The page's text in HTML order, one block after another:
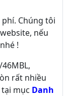
phí. Chúng tôi
nếu
!
rất nhiều
mục Danh